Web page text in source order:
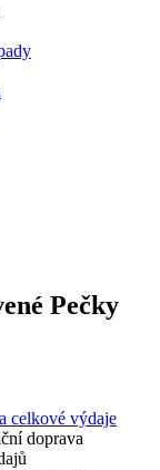
Pečky
celkové výdaje
doprava